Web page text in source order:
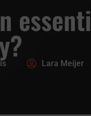
Lara Meijer